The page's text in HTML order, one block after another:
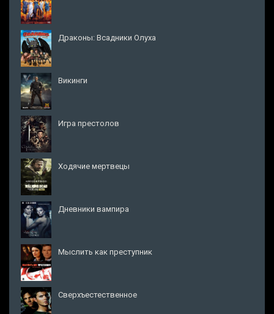
Драконы: Всадники Олуха
Викинги
Игра престолов
Ходячие мертвецы
Дневники вампира
Мыслить как преступник
Сверхъестественное